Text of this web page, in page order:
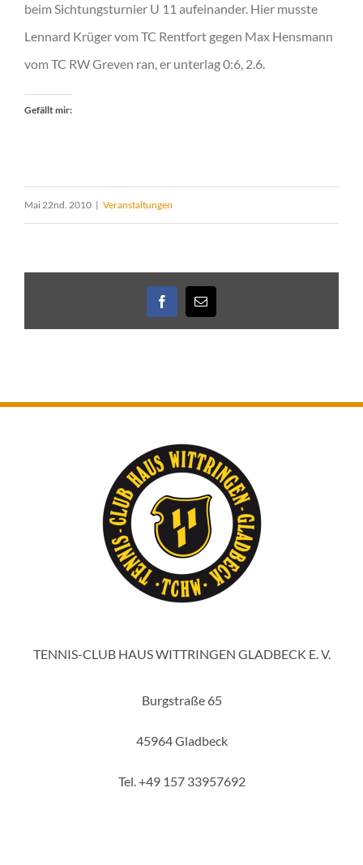
beim Sichtungsturnier U 11 aufeinander. Hier musste
Lennard Krüger vom TC Rentfort gegen Max Hensmann
vom TC RW Greven ran, er unterlag 0:6, 2.6.
Gefällt mir:
Mai 22nd. 2010 | Veranstaltungen
Facebook
E-
Mail
TENNIS-CLUB HAUS WITTRINGEN GLADBECK E. V.
Burgstraße 65
45964 Gladbeck
Tel. +49 157 33957692